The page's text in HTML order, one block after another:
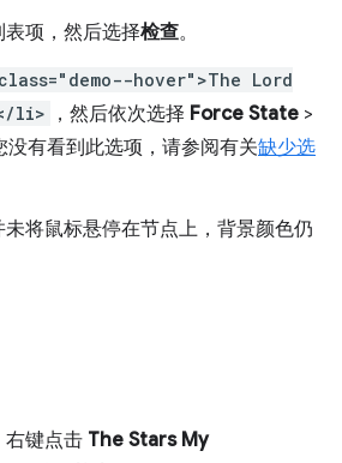
表项，然后选择检查。
hover">The Lord
li>
，然后依次选择 Force State >
没有看到此选项，请参阅有关缺少选
将鼠标悬停在节点上，背景颜色仍
右键点击 The Stars My